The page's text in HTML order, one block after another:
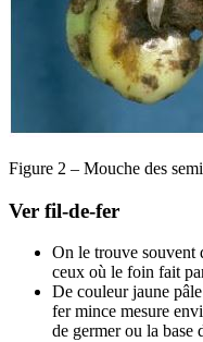
Figure 2 – Mouche des
Ver fil-de-fer
On le trouve souvent
ceux où le foin fait
De couleur jaune
fer mince mesure
de germer ou la base